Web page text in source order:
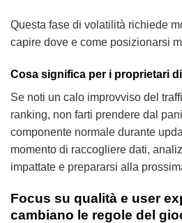
Questa fase di volatilità richiede
capire dove e come posizionarsi
Cosa significa per i proprietari
Se noti un calo improvviso del
ranking, non farti prendere dal
componente normale durante
momento di raccogliere dati,
impattate e prepararsi alla
Focus su qualità e user
cambiano le regole del